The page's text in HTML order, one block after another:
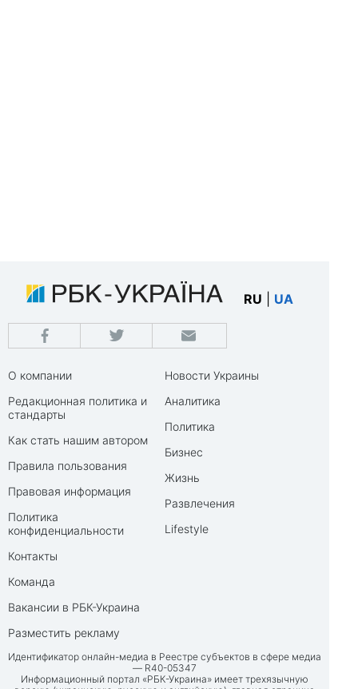
RU UA
О компании
Редакционная политика и
стандарты
Как стать нашим автором
Правила пользования
Правовая информация
Политика
конфиденциальности
Контакты
Команда
Вакансии в РБК-Украина
Разместить рекламу
Новости Украины
Аналитика
Политика
Бизнес
Жизнь
Развлечения
Lifestyle
Идентификатор онлайн-медиа в Реестре субъектов в сфере медиа
— R40-05347
Информационный портал «РБК-Украина» имеет трехязычную